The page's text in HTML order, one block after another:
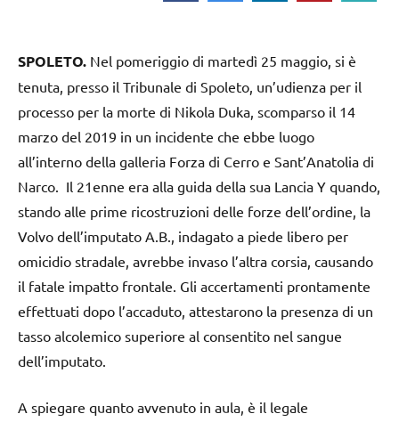
SPOLETO. Nel pomeriggio di martedì 25 maggio, si è
tenuta, presso il Tribunale di Spoleto, un’udienza per il
processo per la morte di Nikola Duka, scomparso il 14
marzo del 2019 in un incidente che ebbe luogo
all’interno della galleria Forza di Cerro e Sant’Anatolia di
Narco. Il 21enne era alla guida della sua Lancia Y quando,
stando alle prime ricostruzioni delle forze dell’ordine, la
Volvo dell’imputato A.B., indagato a piede libero per
omicidio stradale, avrebbe invaso l’altra corsia, causando
il fatale impatto frontale. Gli accertamenti prontamente
effettuati dopo l’accaduto, attestarono la presenza di un
tasso alcolemico superiore al consentito nel sangue
dell’imputato.
A spiegare quanto avvenuto in aula, è il legale